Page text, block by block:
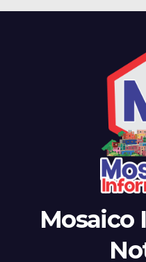
Mosaico